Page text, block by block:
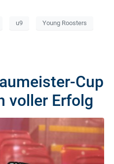
u9 Young Roosters
Cup
voller Erfolg